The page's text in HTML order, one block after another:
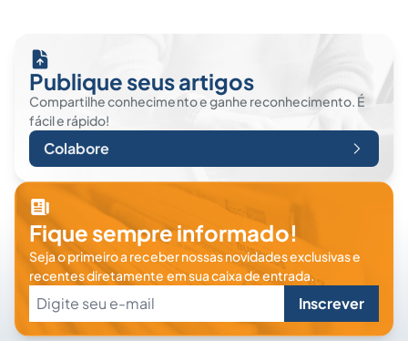
Publique seus artigos
Compartilhe conhecimento e ganhe reconhecimento. É
fácil e rápido!
Colabore
Fique sempre informado!
Seja o primeiro a receber nossas novidades exclusivas e
recentes diretamente em sua caixa de entrada.
Inscrever